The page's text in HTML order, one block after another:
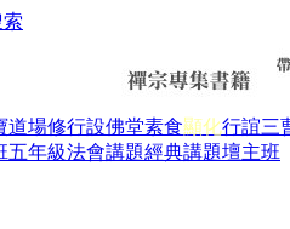
道場修行設佛堂素食顯化行誼三
五年級法會講題經典講題壇主班